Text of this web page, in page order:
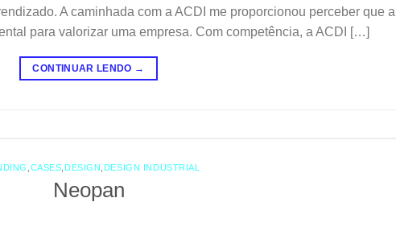
A caminhada com a ACDI me proporcionou perceber que a
para valorizar uma empresa. Com competência, a ACDI […]
CONTINUAR LENDO →
,CASES, DESIGN, DESIGN INDUSTRIAL
Neopan